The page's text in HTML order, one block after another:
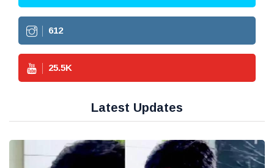
612
25.5K
Latest Updates